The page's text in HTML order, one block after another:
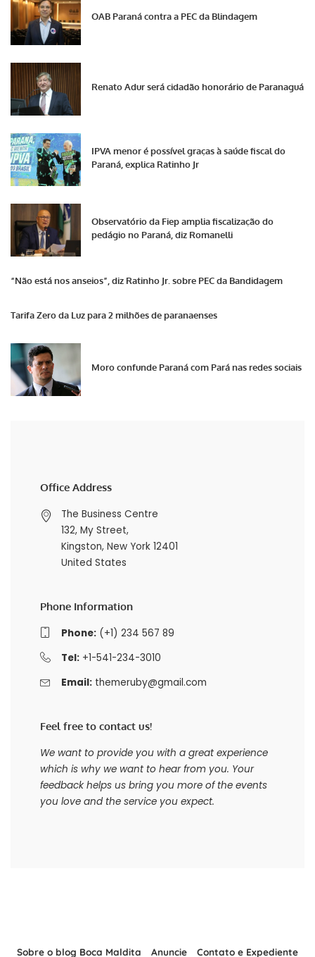
OAB Paraná contra a PEC da Blindagem
Renato Adur será cidadão honorário de Paranaguá
IPVA menor é possível graças à saúde fiscal do
Paraná, explica Ratinho Jr
Observatório da Fiep amplia fiscalização do
pedágio no Paraná, diz Romanelli
“Não está nos anseios”, diz Ratinho Jr. sobre PEC da Bandidagem
Tarifa Zero da Luz para 2 milhões de paranaenses
Moro confunde Paraná com Pará nas redes sociais
Office Address
The Business Centre
132, My Street,
Kingston, New York 12401
United States
Phone Information
Phone:(+1) 234 567 89
Tel:+1-541-234-3010
Email: themeruby@gmail.com
Feel free to contact us!
We want to provide you with a great experience
which is why we want to hear from you. Your
feedback helps us bring you more of the events
you love and the service you expect.
Sobre o blog Boca Maldita Anuncie Contato e Expediente